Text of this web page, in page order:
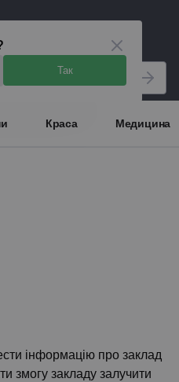
Так
Краса Медицина
інформацію про заклад
змогу закладу залучити